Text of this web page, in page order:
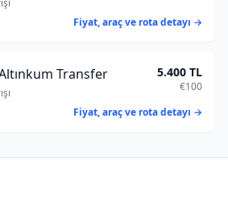
Fiyat, araç ve rota detayı →
Transfer 5.400 TL
€100
Fiyat, araç ve rota detayı →